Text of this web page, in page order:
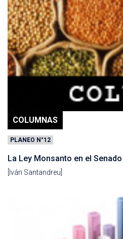
COLUMNAS
PLANEO N°12
La Ley Monsanto en el Senado
[Iván Santandreu]